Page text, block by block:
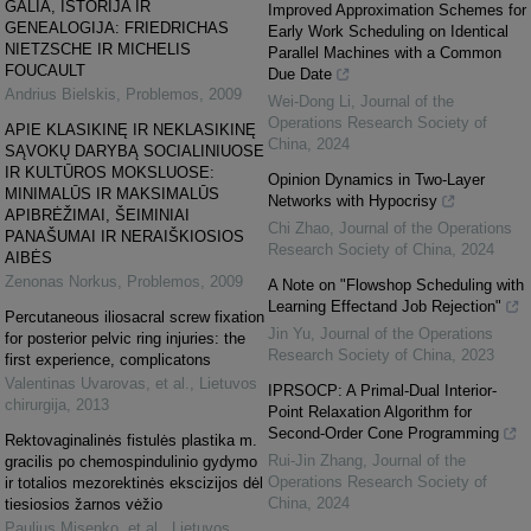
GALIA, ISTORIJA IR
GENEALOGIJA: FRIEDRICHAS
NIETZSCHE IR MICHELIS
FOUCAULT
Andrius Bielskis, Problemos, 2009
APIE KLASIKINĘ IR NEKLASIKINĘ
SĄVOKŲ DARYBĄ SOCIALINIUOSE
IR KULTŪROS MOKSLUOSE:
MINIMALŪS IR MAKSIMALŪS
APIBRĖŽIMAI, ŠEIMINIAI
PANAŠUMAI IR NERAIŠKIOSIOS
AIBĖS
Zenonas Norkus, Problemos, 2009
Percutaneous iliosacral screw fixation
for posterior pelvic ring injuries: the
first experience, complicatons
Valentinas Uvarovas, et al. , Lietuvos
chirurgija, 2013
Rektovaginalinės fistulės plastika m.
gracilis po chemospindulinio gydymo
ir totalios mezorektinės ekscizijos dėl
tiesiosios žarnos vėžio
Improved Approximation Schemes for
Early Work Scheduling on Identical
Parallel Machines with a Common
Due Date
Wei-Dong Li, Journal of the
Operations Research Society of
China, 2024
Opinion Dynamics in Two-Layer
Networks with Hypocrisy
Chi Zhao, Journal of the Operations
Research Society of China, 2024
A Note on "Flowshop Scheduling with
Learning Effectand Job Rejection"
Jin Yu, Journal of the Operations
Research Society of China, 2023
IPRSOCP: A Primal-Dual Interior-
Point Relaxation Algorithm for
Second-Order Cone Programming
Rui-Jin Zhang, Journal of the
Operations Research Society of
China, 2024